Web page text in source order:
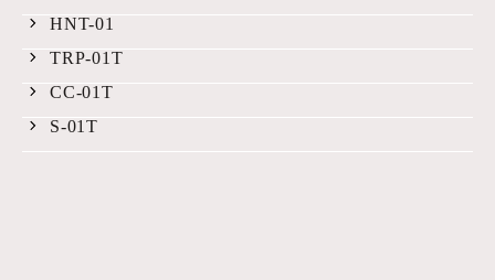
HNT-01
TRP-01T
CC-01T
S-01T